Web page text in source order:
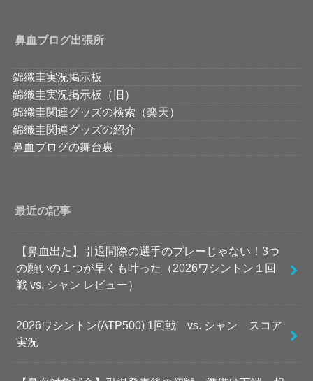
鼻血ブログ出張所
錦織圭実況掲示板
錦織圭実況掲示板（旧）
錦織圭関連グッズの検索（楽天）
錦織圭関連グッズの紹介
鼻血ブログの舞台裏
最近の記事
【鼻血出た】引退間際の選手のプレーじゃない！3つ
の願いの１つが早くも叶った（2026ワシントン１回
戦 vs. シャン レビュー）
2026ワシントン(ATP500) 1回戦 vs. シャン スコア
実況